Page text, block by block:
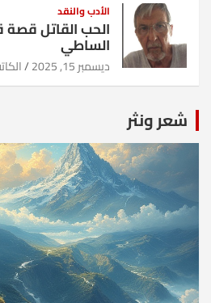
الأدب والنقد
الحب القاتل قصة
الساطي
ديسمبر 15, 2025
شعر ونثر